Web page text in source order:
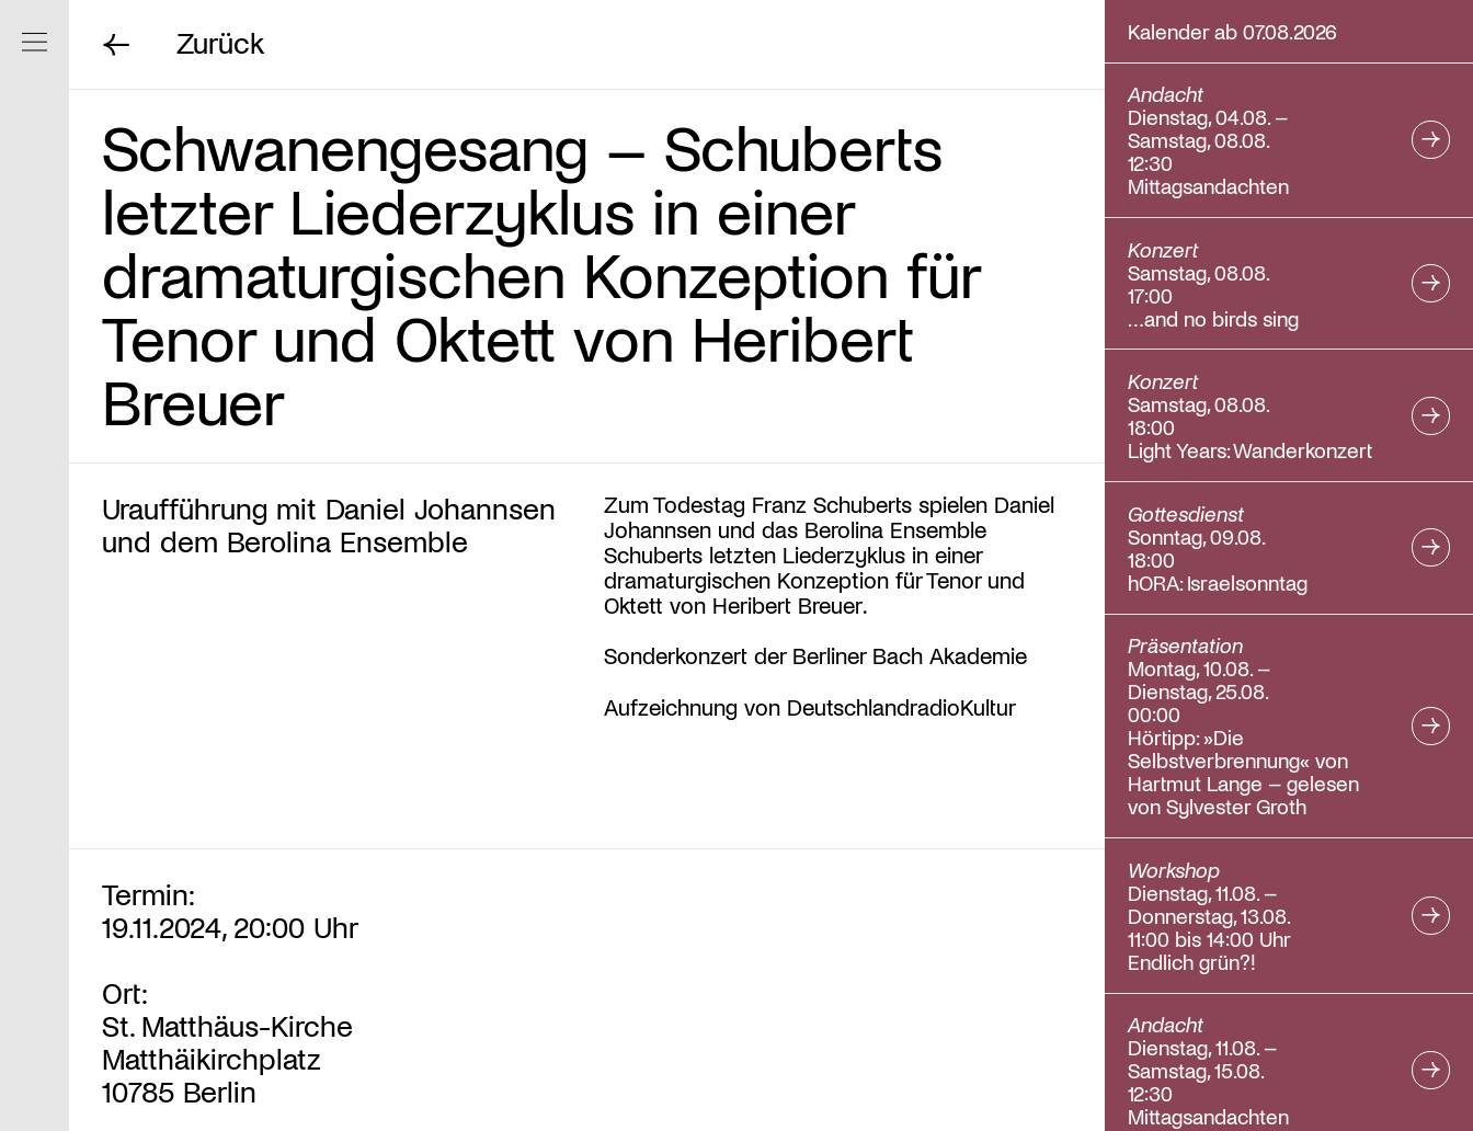
Navigation ein/ausblenden
Zurück
Schwanengesang – Schuberts
letzter Liederzyklus in einer
dramaturgischen Konzeption für
Tenor und Oktett von Heribert
Breuer
Uraufführung mit Daniel Johannsen
und dem Berolina Ensemble
Zum Todestag Franz Schuberts spielen Daniel
Johannsen und das Berolina Ensemble
Schuberts letzten Liederzyklus in einer
dramaturgischen Konzeption für Tenor und
Oktett von Heribert Breuer.
Sonderkonzert der Berliner Bach Akademie
Aufzeichnung von DeutschlandradioKultur
Termin:
19.11.2024, 20:00 Uhr
Ort:
St. Matthäus-Kirche
Matthäikirchplatz
10785 Berlin
Kalender ab 07.08.2026
Andacht
Dienstag, 04.08. –
Samstag, 08.08.
12:30
Mittagsandachten
Konzert
Samstag, 08.08.
17:00
…and no birds sing
Konzert
Samstag, 08.08.
18:00
Light Years: Wanderkonzert
Gottesdienst
Sonntag, 09.08.
18:00
hORA: Israelsonntag
Präsentation
Montag, 10.08. –
Dienstag, 25.08.
00:00
Hörtipp: »Die
Selbstverbrennung« von
Hartmut Lange – gelesen
von Sylvester Groth
Workshop
Dienstag, 11.08. –
Donnerstag, 13.08.
11:00 bis 14:00 Uhr
Endlich grün?!
Andacht
Dienstag, 11.08. –
Samstag, 15.08.
12:30
Mittagsandachten